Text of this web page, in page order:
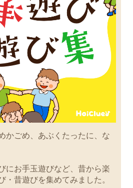
かごめ、あぶくたったに、な
にお手玉遊びなど、昔から楽
・昔遊びを集めてみました。